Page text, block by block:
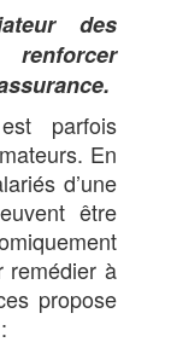
des
parfois
En
d’une
être
remédier à
propose